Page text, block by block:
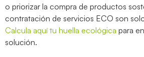
o priorizar la compra de productos
contratación de servicios ECO son
Calcula aquí tu huella ecológica para
solución.